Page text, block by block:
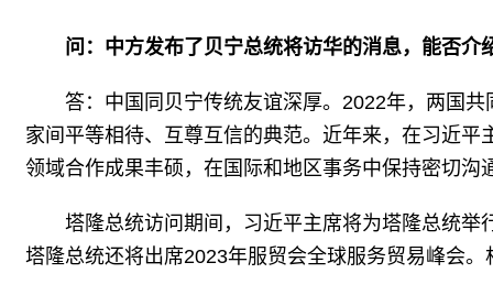
问：中方发布了贝宁总统将访华的消息，能否
答：中国同贝宁传统友谊深厚。2022年，两国
家间平等相待、互尊互信的典范。近年来，在习近
领域合作成果丰硕，在国际和地区事务中保持密切沟
塔隆总统访问期间，习近平主席将为塔隆总统
塔隆总统还将出席2023年服贸会全球服务贸易峰会